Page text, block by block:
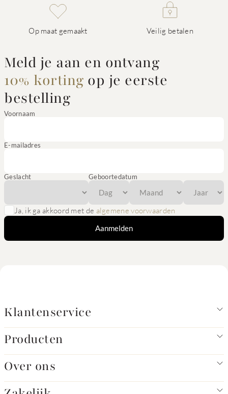
Op maat gemaakt Veilig betalen
Meld je aan en ontvang
10% korting op je eerste
bestelling
Voornaam
E-mailadres
Geslacht Geboortedatum
Ja, ik ga akkoord met de algemene voorwaarden
Aanmelden
Klantenservice
Producten
Over ons